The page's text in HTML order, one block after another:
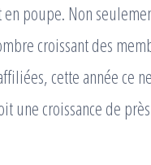
en poupe. Non
croissant des
cette année ce
une croissance de